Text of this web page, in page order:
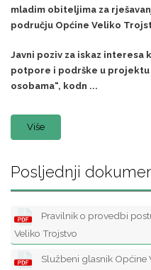
mladim obiteljima za
području Općine Veliko
Javni poziv za iskaz interesa
potpore i podrške u projektu
osobama“, kodn ...
Više
Posljednji
Pravilnik o provedbi
Veliko Trojstvo
Službeni glasnik Općine